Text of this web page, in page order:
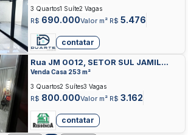
R$ 690.000Valor m² R$ 5.476
3 Quartos1 Suíte2 Vagas
contatar
Rua JM 0012, SETOR SUL JAMIL
MIGUEL, ANAPOLIS
Venda Casa 253 m²
R$ 800.000Valor m² R$ 3.162
3 Quartos2 Suítes3 Vagas
contatar